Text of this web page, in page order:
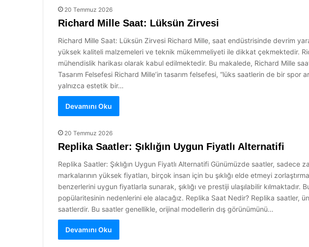
20 Temmuz 2026
Richard Mille Saat: Lüksün Zirvesi
Richard Mille Saat: Lüksün Zirvesi Richard Mille, saat endüstrisinde devrim
yüksek kaliteli malzemeleri ve teknik mükemmeliyeti ile dikkat çekmektedir.
mühendislik harikası olarak kabul edilmektedir. Bu makalede, Richard Mille
Tasarım Felsefesi Richard Mille’in tasarım felsefesi, “lüks saatlerin de bir spor
yalnızca estetik bir…
Devamını Oku
20 Temmuz 2026
Replika Saatler: Şıklığın Uygun Fiyatlı Alternatifi
Replika Saatler: Şıklığın Uygun Fiyatlı Alternatifi Günümüzde saatler,
markalarının yüksek fiyatları, birçok insan için bu şıklığı elde etmeyi
benzerlerini uygun fiyatlarla sunarak, şıklığı ve prestiji ulaşılabilir
popülaritesinin nedenlerini ele alacağız. Replika Saat Nedir? Replika saatler,
saatlerdir. Bu saatler genellikle, orijinal modellerin dış görünümünü…
Devamını Oku